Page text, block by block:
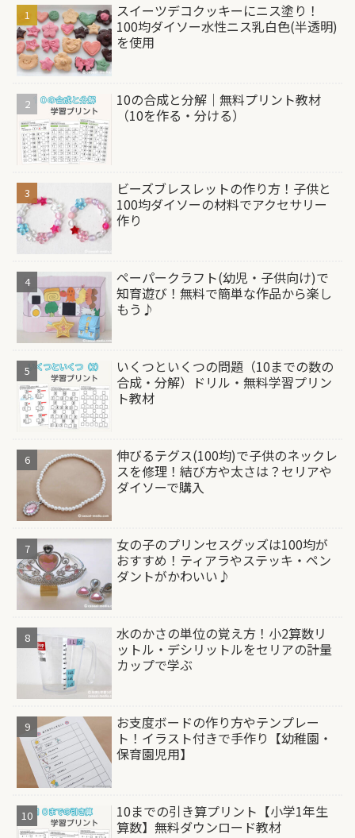
スイーツデコクッキーにニス塗り！
100均ダイソー水性ニス乳白色(半透明)
を使用
10の合成と分解｜無料プリント教材
（10を作る・分ける）
ビーズブレスレットの作り方！子供と
100均ダイソーの材料でアクセサリー
作り
ペーパークラフト(幼児・子供向け)で
知育遊び！無料で簡単な作品から楽し
もう♪
いくつといくつの問題（10までの数の
合成・分解）ドリル・無料学習プリン
ト教材
伸びるテグス(100均)で子供のネックレ
スを修理！結び方や太さは？セリアや
ダイソーで購入
女の子のプリンセスグッズは100均が
おすすめ！ティアラやステッキ・ペン
ダントがかわいい♪
水のかさの単位の覚え方！小2算数リ
ットル・デシリットルをセリアの計量
カップで学ぶ
お支度ボードの作り方やテンプレー
ト！イラスト付きで手作り【幼稚園・
保育園児用】
10までの引き算プリント【小学1年生
算数】無料ダウンロード教材